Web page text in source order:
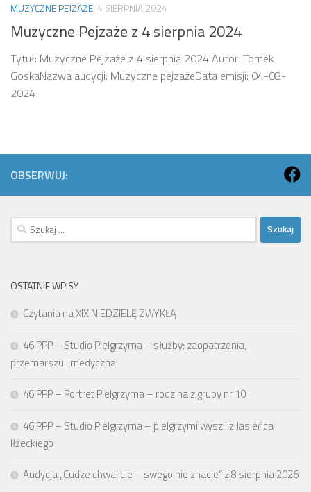
MUZYCZNE PEJZAŻE 4 SIERPNIA 2024
Muzyczne Pejzaże z 4 sierpnia 2024
Tytuł: Muzyczne Pejzaże z 4 sierpnia 2024 Autor: Tomek
GoskaNazwa audycji: Muzyczne pejzażeData emisji: 04-08-
2024
OBSERWUJ:
Szukaj:
OSTATNIE WPISY
Czytania na XIX NIEDZIELĘ ZWYKŁĄ
46 PPP – Studio Pielgrzyma – służby: zaopatrzenia,
przemarszu i medyczna
46 PPP – Portret Pielgrzyma – rodzina z grupy nr 10
46 PPP – Studio Pielgrzyma – pielgrzymi wyszli z Jasieńca
Iłżeckiego
Audycja „Cudze chwalicie – swego nie znacie” z 8 sierpnia 2026